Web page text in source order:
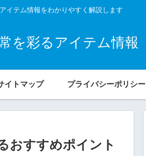
イテム情報をわかりやすく解説します
を彩るアイテム情報
イトマップ プライバシーポリシー
おすすめポイント